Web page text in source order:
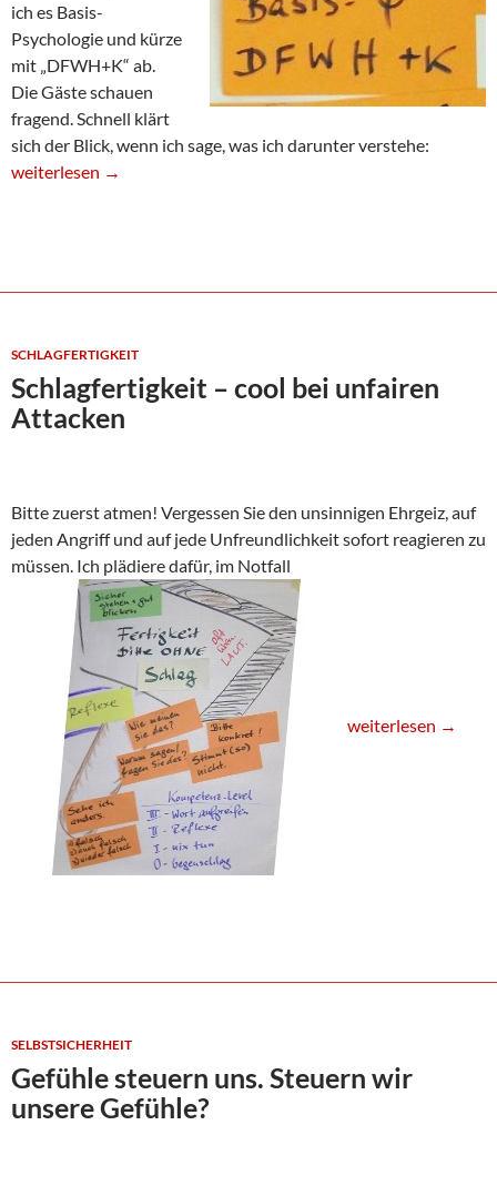
ich es Basis-
Psychologie und kürze
mit „DFWH+K“ ab.
Die Gäste schauen
fragend. Schnell klärt
sich der Blick, wenn ich sage, was ich darunter verstehe:
Basis-Psychologie nutzen
weiterlesen →
SCHLAGFERTIGKEIT
Schlagfertigkeit – cool bei unfairen
Attacken
Bitte zuerst atmen! Vergessen Sie den unsinnigen Ehrgeiz, auf
jeden Angriff und auf jede Unfreundlichkeit sofort reagieren zu
müssen. Ich plädiere dafür, im Notfall
weiterlesen →
SELBSTSICHERHEIT
Gefühle steuern uns. Steuern wir
unsere Gefühle?